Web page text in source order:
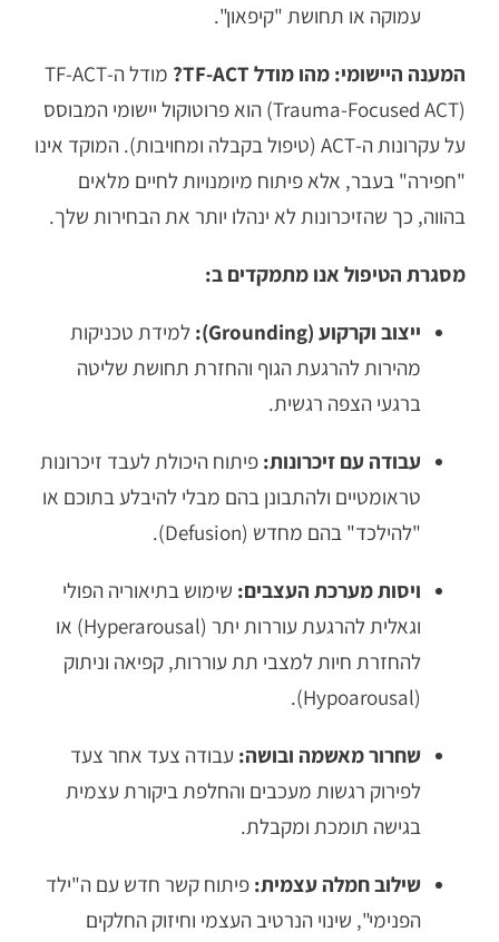
עמוקה או תחושת "קיפאון".
המענה היישומי: מהו מודל TF-ACT?
מודל ה-TF-ACT
(Trauma-Focused ACT) הוא פרוטוקול יישומי המבוסס
על עקרונות ה-ACT (טיפול בקבלה ומחויבות). המוקד אינו
"חפירה" בעבר, אלא פיתוח מיומנויות לחיים מלאים
בהווה, כך שהזיכרונות לא ינהלו יותר את הבחירות שלך.
מסגרת הטיפול אנו מתמקדים ב:
ייצוב וקרקוע (Grounding):
למידת טכניקות
מהירות להרגעת הגוף והחזרת תחושת שליטה
ברגעי הצפה רגשית.
עבודה עם זיכרונות: פיתוח היכולת לעבד זיכרונות
טראומטיים ולהתבונן בהם מבלי להיבלע בתוכם או
"להילכד" בהם מחדש (Defusion).
ויסות מערכת העצבים: שימוש בתיאוריה הפולי
וגאלית להרגעת עוררות יתר (Hyperarousal) או
להחזרת חיות למצבי תת עוררות, קפיאה וניתוק
(Hypoarousal).
שחרור מאשמה ובושה: עבודה צעד אחר צעד
לפירוק רגשות מעכבים והחלפת ביקורת עצמית
בגישה תומכת ומקבלת.
שילוב חמלה עצמית: פיתוח קשר חדש עם ה"ילד
הפנימי", שינוי הנרטיב העצמי וחיזוק החלקים